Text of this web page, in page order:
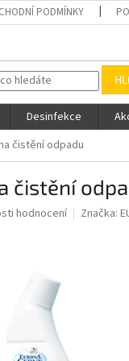
PODMÍNKY
Desinfekce
čistění odpadu
čistění
hodnocení Značka: